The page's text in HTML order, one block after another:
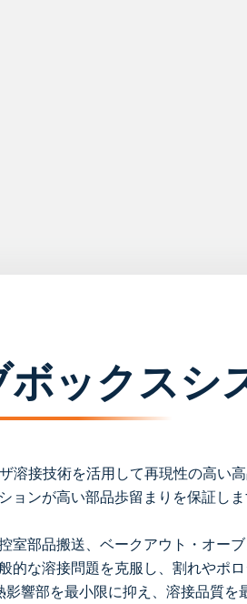
ックスシ
接技術を活用して再現性の高い
ンが高い部品歩留まりを保証しま
部品搬送、ベークアウト・オー
な溶接問題を克服し、割れやポ
響部を最小限に抑え、溶接品質を